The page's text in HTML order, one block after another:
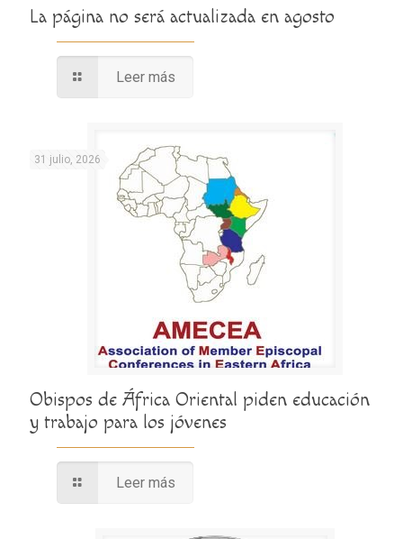
La página no será actualizada en agosto
Leer más
31 julio, 2026
Obispos de África Oriental piden educación
y trabajo para los jóvenes
Leer más